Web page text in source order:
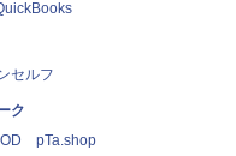
セルフ
ク
pTa.shop